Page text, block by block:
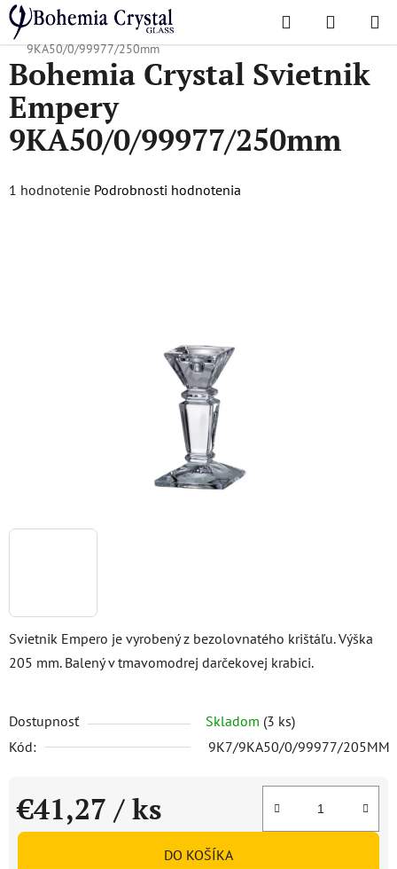
Prejsť
na
obsah
Hľadať
KOŠÍK
Domov
/ Doplnky Svietniky / Bohemia Crystal Svietnik Empery
9KA50/0/99977/250mm
Svietnik Empero je vyrobený z bezolovnatého krištáľu. Výška
205 mm. Balený v tmavomodrej darčekovej krabici.
Dostupnosť Skladom (3 ks)
Kód:
9K7/9KA50/0/99977/205MM
€41,27 / ks
Jednotková cena:
DO KOŠÍKA
Bohemia Crystal Svietnik
Empery
9KA50/0/99977/250mm
Priemerné
1 hodnotenie Podrobnosti hodnotenia